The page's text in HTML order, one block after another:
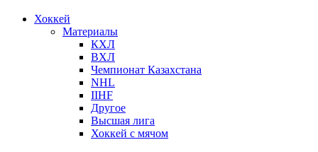
Хоккей
Материалы
КХЛ
ВХЛ
Чемпионат Казахстана
NHL
IIHF
Другое
Высшая лига
Хоккей с мячом